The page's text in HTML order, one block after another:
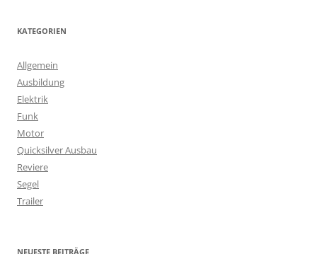
KATEGORIEN
Allgemein
Ausbildung
Elektrik
Funk
Motor
Quicksilver Ausbau
Reviere
Segel
Trailer
NEUESTE BEITRÄGE